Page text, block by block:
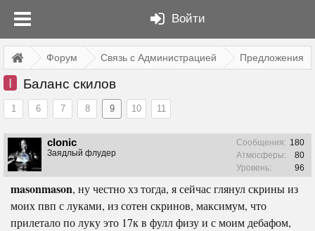
Войти
Форум Связь с Администрацией Предложения
I Баланс скилов
1 6 7 8 9 10 11
clonic
Заядлый флудер
Сообщения: 180
Атмосферы:
80
Уровень:
96
masonmason, ну честно хз тогда, я сейчас глянул скрины из
моих пвп с луками, из сотен скринов, максимум, что
прилетало по луку это 17к в фулл физу и с моим дебафом,